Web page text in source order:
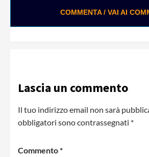
COMMENTA / VAI AI
Lascia un commento
Il tuo indirizzo email non sarà
obbligatori sono contrassegnati *
Commento*